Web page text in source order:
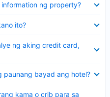
ng property?
ito?
ng aking credit card,
paunang bayad ang hotel?
kama o crib para sa